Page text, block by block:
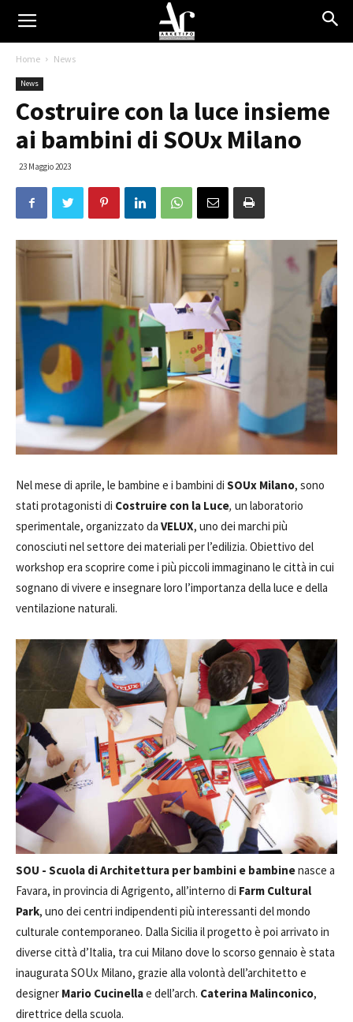
Home News
News
Costruire con la luce insieme
ai bambini di SOUx Milano
23 Maggio 2023
Nel mese di aprile, le bambine e i bambini di SOUx Milano, sono
stati protagonisti di Costruire con la Luce, un laboratorio
sperimentale, organizzato da VELUX, uno dei marchi più
conosciuti nel settore dei materiali per l’edilizia. Obiettivo del
workshop era scoprire come i più piccoli immaginano le città in cui
sognano di vivere e insegnare loro l’importanza della luce e della
ventilazione naturali.
SOU - Scuola di Architettura per bambini e bambinenasce a
Favara, in provincia di Agrigento, all’interno di Farm Cultural
Park, uno dei centri indipendenti più interessanti del mondo
culturale contemporaneo. Dalla Sicilia il progetto è poi arrivato in
diverse città d’Italia, tra cui Milano dove lo scorso gennaio è stata
inaugurata SOUx Milano, grazie alla volontà dell’architetto e
designer Mario Cucinellae dell’arch. Caterina Malinconico,
direttrice della scuola.